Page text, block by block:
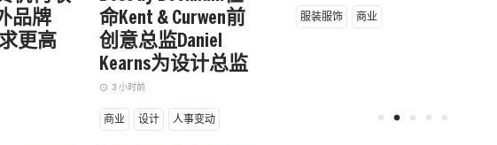
品牌
更高
命Kent & Curwen前
创意总监Daniel
Kearns为设计总监
access_time 3 小时前
商业 设计 人事变动
服装服饰 商业
fiber_manual_record fiber_manual_record fiber_manual_record fiber_manual_record fiber_manual_record